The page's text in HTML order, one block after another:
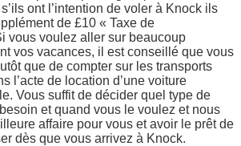
ont l’intention de voler à Knock ils
de £10 « Taxe de
vous voulez aller sur beaucoup
vos vacances, il est conseillé que vous
que de compter sur les transports
l’acte de location d’une voiture
Vous suffit de décider quel type de
et quand vous le voulez et nous
affaire pour vous et avoir le prêt de
dès que vous arrivez à Knock.